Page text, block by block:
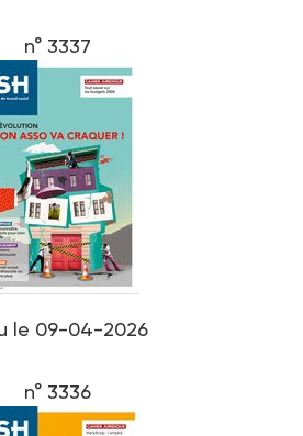
n° 3337
le 09-04-2026
n° 3336